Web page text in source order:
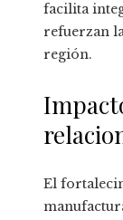
facilita
refuerzan
región.
El